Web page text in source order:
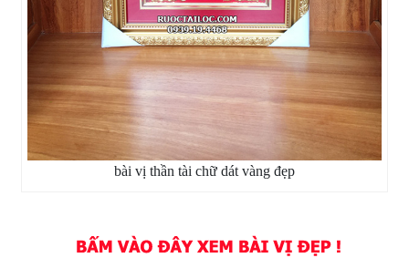
bài vị thần tài chữ dát vàng đẹp